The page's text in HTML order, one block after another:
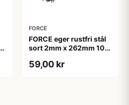
FORCE
FORCE eger rustfri stål
sort 2mm x 262mm 10
59,00 kr